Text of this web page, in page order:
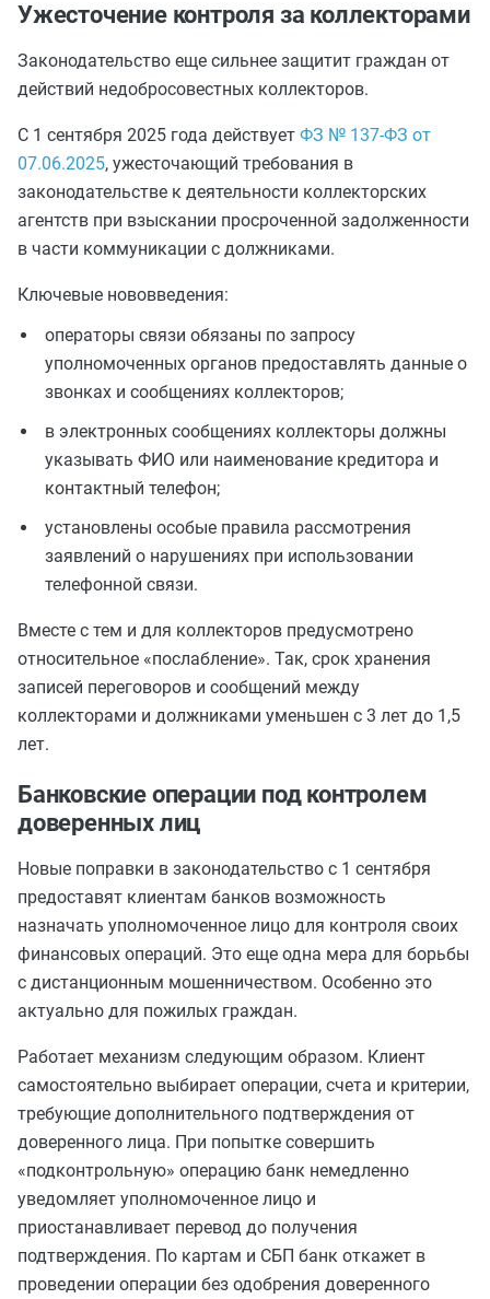
Ужесточение контроля за коллекторами
Законодательство еще сильнее защитит граждан от
действий недобросовестных коллекторов.
С 1 сентября 2025 года действует ФЗ № 137-ФЗ от
07.06.2025, ужесточающий требования в
законодательстве к деятельности коллекторских
агентств при взыскании просроченной задолженности
в части коммуникации с должниками.
Ключевые нововведения:
операторы связи обязаны по запросу
уполномоченных органов предоставлять данные о
звонках и сообщениях коллекторов;
в электронных сообщениях коллекторы должны
указывать ФИО или наименование кредитора и
контактный телефон;
установлены особые правила рассмотрения
заявлений о нарушениях при использовании
телефонной связи.
Вместе с тем и для коллекторов предусмотрено
относительное «послабление». Так, срок хранения
записей переговоров и сообщений между
коллекторами и должниками уменьшен с 3 лет до 1,5
лет.
Банковские операции под контролем
доверенных лиц
Новые поправки в законодательство с 1 сентября
предоставят клиентам банков возможность
назначать уполномоченное лицо для контроля своих
финансовых операций. Это еще одна мера для борьбы
с дистанционным мошенничеством. Особенно это
актуально для пожилых граждан.
Работает механизм следующим образом. Клиент
самостоятельно выбирает операции, счета и критерии,
требующие дополнительного подтверждения от
доверенного лица. При попытке совершить
«подконтрольную» операцию банк немедленно
уведомляет уполномоченное лицо и
приостанавливает перевод до получения
подтверждения. По картам и СБП банк откажет в
проведении операции без одобрения доверенного